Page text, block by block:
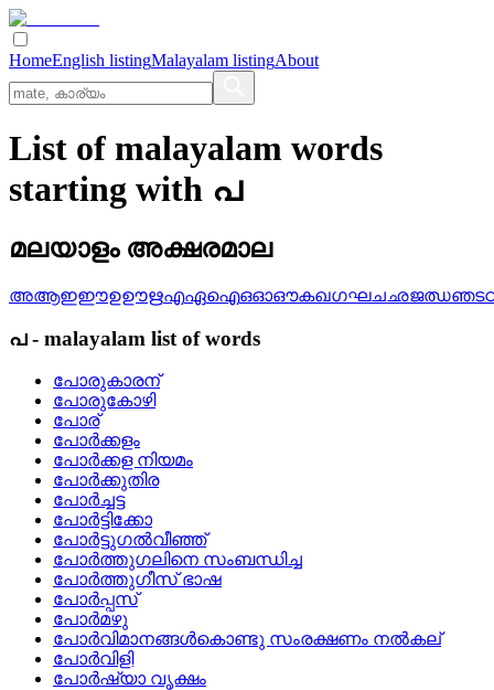
HomeEnglish listingMalayalam listingAbout
List of malayalam words
starting with പ
മലയാളം അക്ഷരമാല
അആഇഈഉഊഋഎഏഐഒഓഔകഖഗഘചഛജഝഞട
പ- malayalam list of words
പോരുകാരന്
പോരുകോഴി
പോര്
പോര്‍ക്കളം
പോര്‍ക്കള നിയമം
പോര്‍ക്കുതിര
പോര്‍ച്ചട്ട
പോര്‍ട്ടിക്കോ
പോര്‍ട്ടുഗല്‍വീഞ്ഞ്
പോര്‍ത്തുഗലിനെ സംബന്ധിച്ച
പോര്‍ത്തുഗീസ്‌ ഭാഷ
പോര്‍പ്പസ്
പോര്‍മഴു
പോര്‍വിമാനങ്ങള്‍കൊണ്ടു സംരക്ഷണം നല്‍കല്
പോര്‍വിളി
പോര്‍ഷ്യാ വൃക്ഷം